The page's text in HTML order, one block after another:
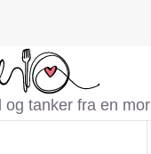
tanker fra en mor